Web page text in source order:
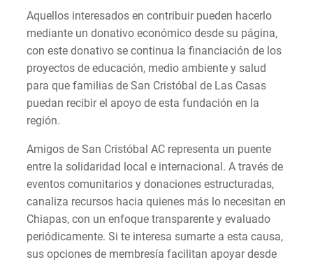
Aquellos interesados en contribuir pueden hacerlo
mediante un donativo económico desde su página,
con este donativo se continua la financiación de los
proyectos de educación, medio ambiente y salud
para que familias de San Cristóbal de Las Casas
puedan recibir el apoyo de esta fundación en la
región.
Amigos de San Cristóbal AC representa un puente
entre la solidaridad local e internacional. A través de
eventos comunitarios y donaciones estructuradas,
canaliza recursos hacia quienes más lo necesitan en
Chiapas, con un enfoque transparente y evaluado
periódicamente. Si te interesa sumarte a esta causa,
sus opciones de membresía facilitan apoyar desde